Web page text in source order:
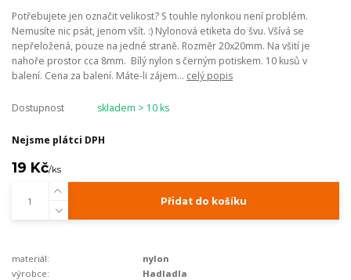
Potřebujete jen označit velikost? S touhle nylonkou není problém.
Nemusíte nic psát, jenom všít. :) Nylonová etiketa do švu. Všívá se
nepřeložená, pouze na jedné straně. Rozměr 20x20mm. Na všití je
nahoře prostor cca 8mm. Bílý nylon s černým potiskem. 10 kusů v
balení. Cena za balení. Máte-li zájem... celý popis
Dostupnost skladem > 10 ks
Nejsme plátci DPH
19 Kč/ks
Přidat do košíku
materiál:
nylon
výrobce:
Hadladla